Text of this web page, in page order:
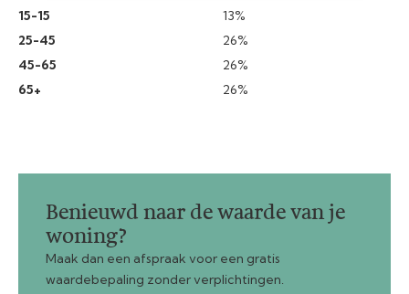
15-15
13%
25-45
26%
45-65
26%
65+
26%
Benieuwd naar de waarde van je
woning?
Maak dan een afspraak voor een gratis
waardebepaling zonder verplichtingen.